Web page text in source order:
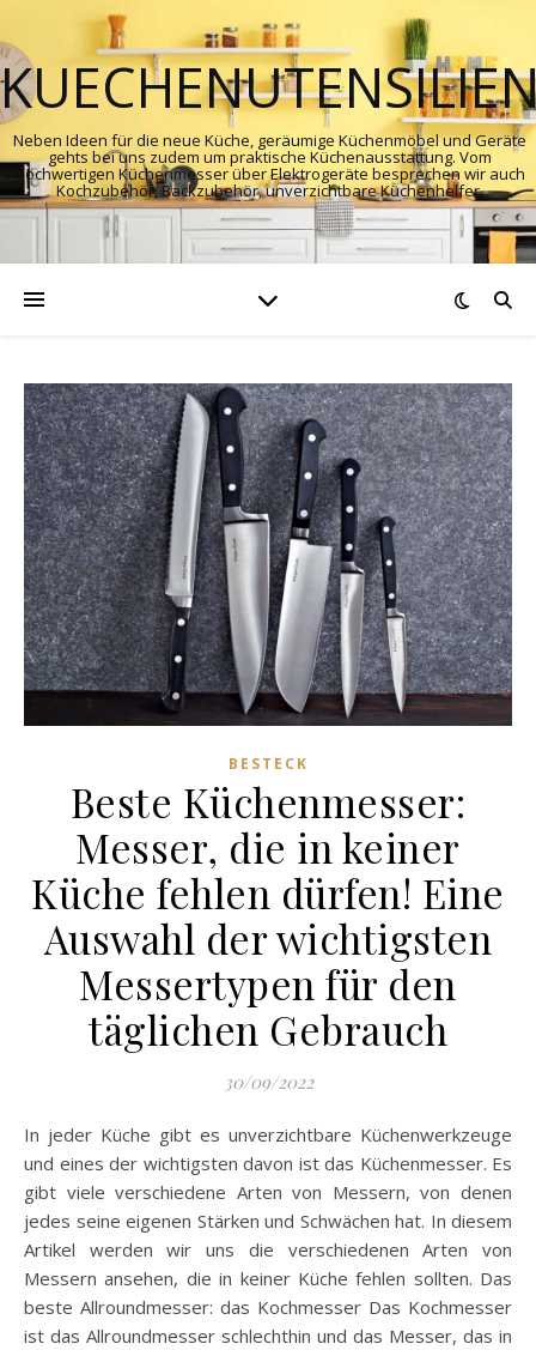
Neben Ideen für die neue Küche, geräumige Küchenmöbel und Geräte
gehts bei uns zudem um praktische Küchenausstattung. Vom
hochwertigen Küchenmesser über Elektrogeräte besprechen wir auch
Kochzubehör, Backzubehör, unverzichtbare Küchenhelfer.
BESTECK
Beste Küchenmesser:
Messer, die in keiner
Küche fehlen dürfen! Eine
Auswahl der wichtigsten
Messertypen für den
täglichen Gebrauch
30/09/2022
In jeder Küche gibt es unverzichtbare Küchenwerkzeuge
und eines der wichtigsten davon ist das Küchenmesser. Es
gibt viele verschiedene Arten von Messern, von denen
jedes seine eigenen Stärken und Schwächen hat. In diesem
Artikel werden wir uns die verschiedenen Arten von
Messern ansehen, die in keiner Küche fehlen sollten. Das
beste Allroundmesser: das Kochmesser Das Kochmesser
ist das Allroundmesser schlechthin und das Messer, das in